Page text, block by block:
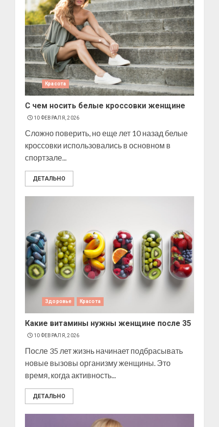
Красота
С чем носить белые кроссовки женщине
10 ФЕВРАЛЯ, 2026
Сложно поверить, но еще лет 10 назад белые
кроссовки использовались в основном в
спортзале...
ДЕТАЛЬНО
Здоровье Красота
Какие витамины нужны женщине после 35
10 ФЕВРАЛЯ, 2026
После 35 лет жизнь начинает подбрасывать
новые вызовы организму женщины. Это
время, когда активность...
ДЕТАЛЬНО